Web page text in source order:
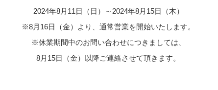
2024年8月11日（日）～2024年8月15日（木）
※8月16日（金）より、通常営業を開始いたします。
※休業期間中のお問い合わせにつきましては、
8月15日（金）以降ご連絡させて頂きます。